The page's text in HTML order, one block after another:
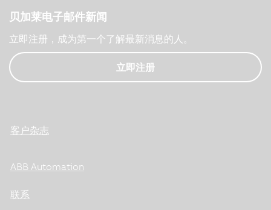
贝加莱电子邮件新闻
立即注册，成为第一个了解最新消息的人。
立即注册
客户杂志
ABB Automation
联系